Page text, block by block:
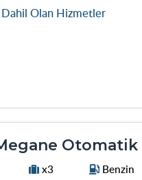
Olan Hizmetler
Otomatik
x3 Benzin